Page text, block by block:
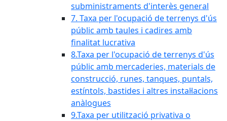
subministraments d'interès general
7. Taxa per l'ocupació de terrenys d'ús
públic amb taules i cadires amb
finalitat lucrativa
8.Taxa per l'ocupació de terrenys d'ús
públic amb mercaderies, materials de
construcció, runes, tanques, puntals,
estíntols, bastides i altres instal·lacions
anàlogues
9.Taxa per utilització privativa o